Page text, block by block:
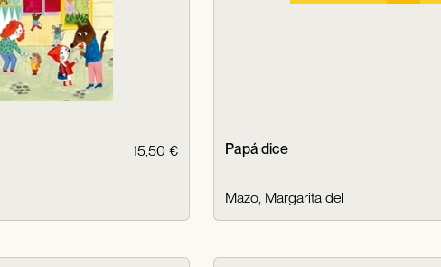
15,50 € Papá dice
Mazo, Margarita del